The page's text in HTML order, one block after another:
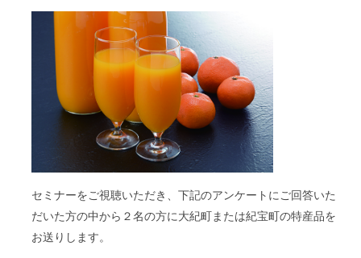
セミナーをご視聴いただき、下記のアンケートにご回答いた
だいた方の中から２名の方に大紀町または紀宝町の特産品を
お送りします。